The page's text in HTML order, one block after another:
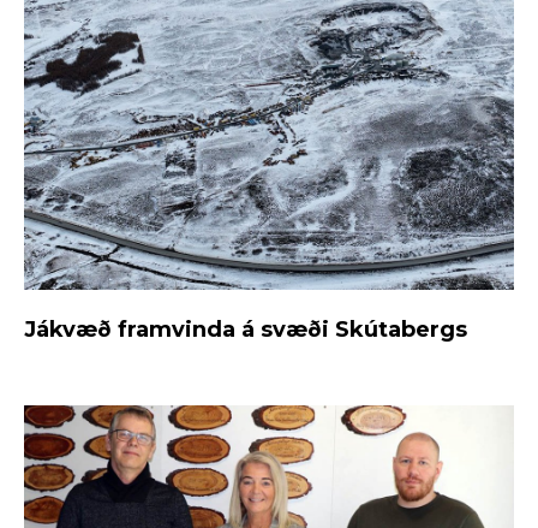
Jákvæð framvinda á svæði Skútabergs